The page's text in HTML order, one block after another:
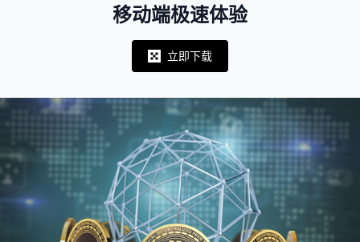
移动端极速体验
Notifications
立即下载